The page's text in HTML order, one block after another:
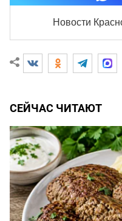
Новости
СЕЙЧАС ЧИТАЮТ